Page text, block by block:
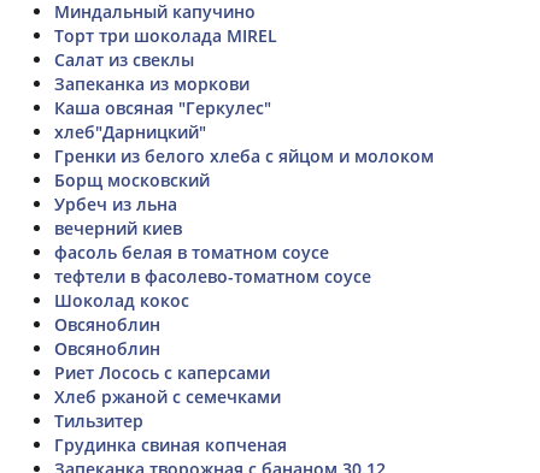
Миндальный капучино
Торт три шоколада MIREL
Салат из свеклы
Запеканка из моркови
Каша овсяная "Геркулес"
хлеб"Дарницкий"
Гренки из белого хлеба с яйцом и молоком
Борщ московский
Урбеч из льна
вечерний киев
фасоль белая в томатном соусе
тефтели в фасолево-томатном соусе
Шоколад кокос
Овсяноблин
Овсяноблин
Риет Лосось с каперсами
Хлеб ржаной с семечками
Тильзитер
Грудинка свиная копченая